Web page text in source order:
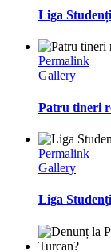
Liga
Permalink
Gallery
Patru tineri
Permalink
Gallery
Liga